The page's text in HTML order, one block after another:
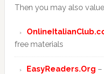
Then you may also
free materials
EasyReaders.Org